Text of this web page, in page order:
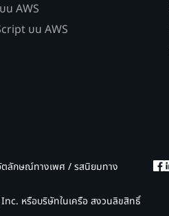
น AWS
บน AWS
ตลักษณ์ทางเพศ / รสนิยมทาง
หรือบริษัทในเครือ สงวนลิขสิทธิ์